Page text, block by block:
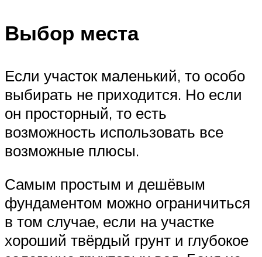
Выбор места
Если участок маленький, то особо
выбирать не приходится. Но если
он просторный, то есть
возможность использовать все
возможные плюсы.
Самым простым и дешёвым
фундаментом можно ограничиться
в том случае, если на участке
хороший твёрдый грунт и глубокое